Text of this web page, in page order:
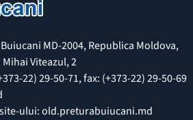
MD-2004, Republica Moldova,
Viteazul, 2
22) 29-50-71, fax: (+373-22) 29-50-69
ului: old.preturabuiucani.md